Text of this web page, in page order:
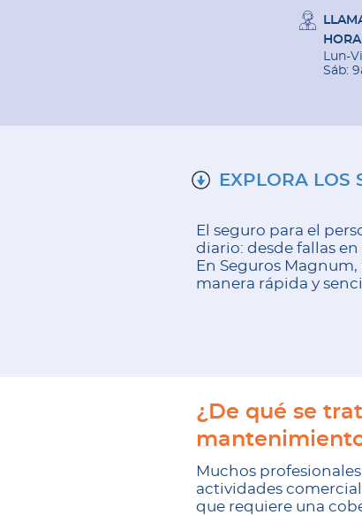
Lun-
Sáb:
EXPLORA LOS
El seguro para el
diario: desde fallas
En Seguros
manera rápida y
¿De qué se
Muchos
actividades
que requiere una